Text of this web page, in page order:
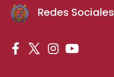
Redes Sociales